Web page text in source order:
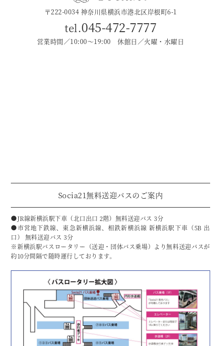
〒222-0034 神奈川県横浜市港北区岸根町6-1
tel.045-472-7777
営業時間／10:00〜19:00 休館日／火曜・水曜日
Socia21無料送迎バスのご案内
●JR線新横浜駅下車（北口出口 2階）無料送迎バス 3分
●市営地下鉄線、東急新横浜線、相鉄新横浜線 新横浜駅下車（5B 出
口） 無料送迎バス 3分
※新横浜駅バスロータリー（送迎・団体バス乗場）より無料送迎バスが
約10分間隔で随時運行しております。